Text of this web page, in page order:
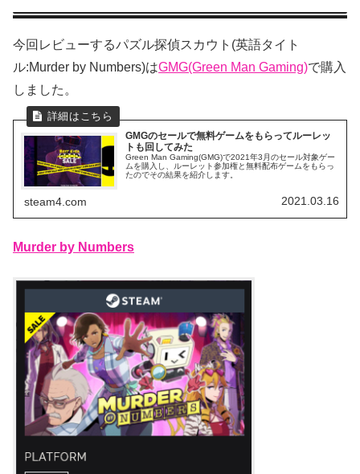
今回レビューするパズル探偵スカウト(英語タイト
ル:Murder by Numbers)はGMG(Green Man Gaming)で購入
しました。
GMGのセールで無料ゲームをもらってルーレッ
トも回してみた
Green Man Gaming(GMG)で2021年3月のセール対象ゲー
ムを購入し、ルーレット参加権と無料配布ゲームをもらっ
たのでその結果を紹介します。
steam4.com 2021.03.16
Murder by Numbers